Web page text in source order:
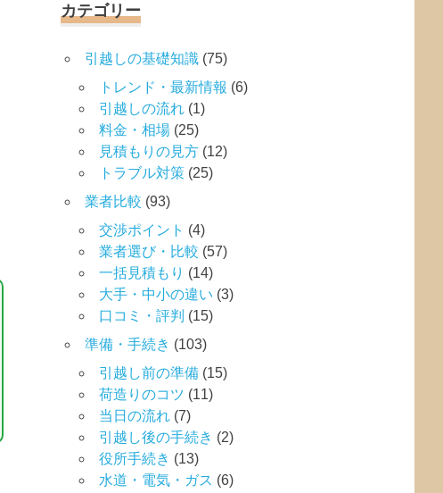
カテゴリー
引越しの基礎知識 (75)
トレンド・最新情報 (6)
引越しの流れ (1)
料金・相場 (25)
見積もりの見方 (12)
トラブル対策 (25)
業者比較 (93)
交渉ポイント (4)
業者選び・比較 (57)
一括見積もり (14)
大手・中小の違い (3)
口コミ・評判 (15)
準備・手続き (103)
引越し前の準備 (15)
荷造りのコツ (11)
当日の流れ (7)
引越し後の手続き (2)
役所手続き (13)
水道・電気・ガス (6)